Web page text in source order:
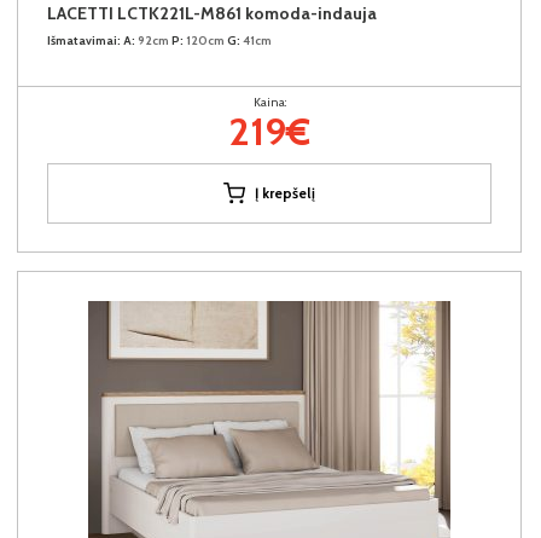
LACETTI LCTK221L-M861 komoda-indauja
Išmatavimai: A: 92cm P: 120cm G: 41cm
Kaina:
219€
Į krepšelį